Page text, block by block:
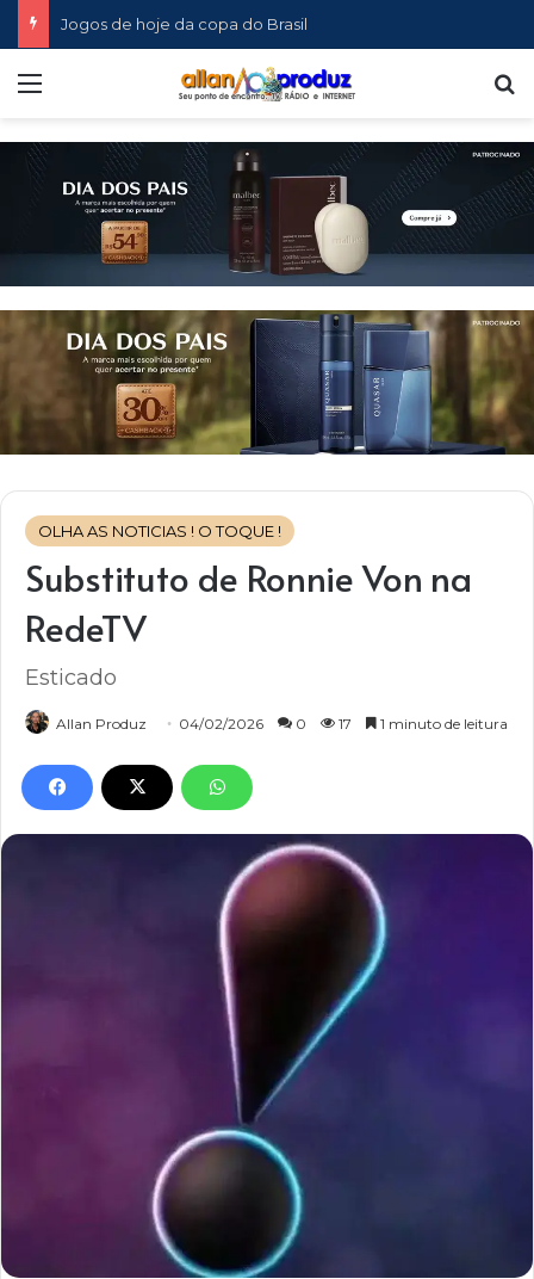
Jogos de hoje da copa do Brasil
OLHA AS NOTICIAS ! O TOQUE !
Substituto de Ronnie Von na
RedeTV
Esticado
Allan Produz 04/02/2026 0 17 1 minuto de leitura